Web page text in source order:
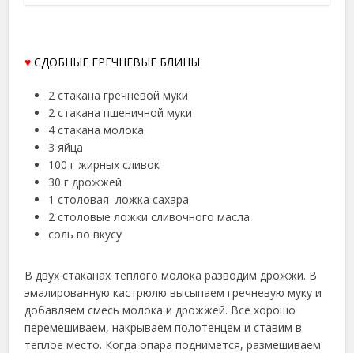
♥ СДОБНЫЕ ГРЕЧНЕВЫЕ БЛИНЫ
2 стакана гречневой муки
2 стакана пшеничной муки
4 стакана молока
3 яйца
100 г жирных сливок
30 г дрожжей
1 столовая ложка сахара
2 столовые ложки сливочного масла
соль во вкусу
В двух стаканах теплого молока разводим дрожжи. В
эмалированную кастрюлю высыпаем гречневую муку и
добавляем смесь молока и дрожжей. Все хорошо
перемешиваем, накрываем полотенцем и ставим в
теплое место. Когда опара поднимется, размешиваем